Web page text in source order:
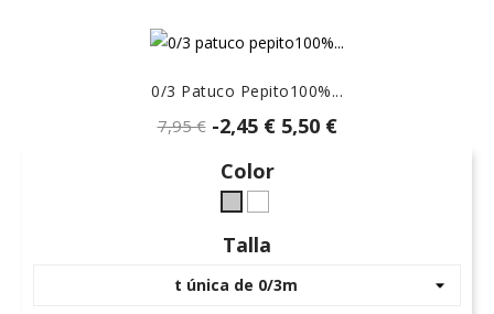
0/3 Patuco Pepito100%...
7,95 € -2,45 € 5,50 €
Color
Gris
L-
Blanco
Talla